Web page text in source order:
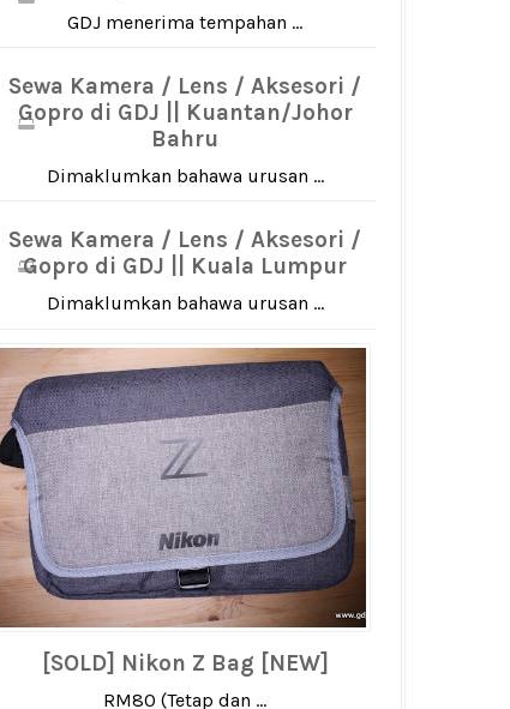
GDJ menerima tempahan ...
Sewa Kamera / Lens / Aksesori /
Gopro di GDJ || Kuantan/Johor
Bahru
Dimaklumkan bahawa urusan ...
Sewa Kamera / Lens / Aksesori /
Gopro di GDJ || Kuala Lumpur
Dimaklumkan bahawa urusan ...
[SOLD] Nikon Z Bag [NEW]
RM80 (Tetap dan ...